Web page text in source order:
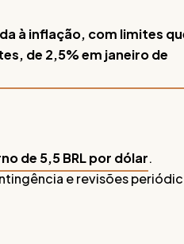
à inflação, com limites
de 2,5% em janeiro de
de 5,5 BRL por dólar.
e revisões